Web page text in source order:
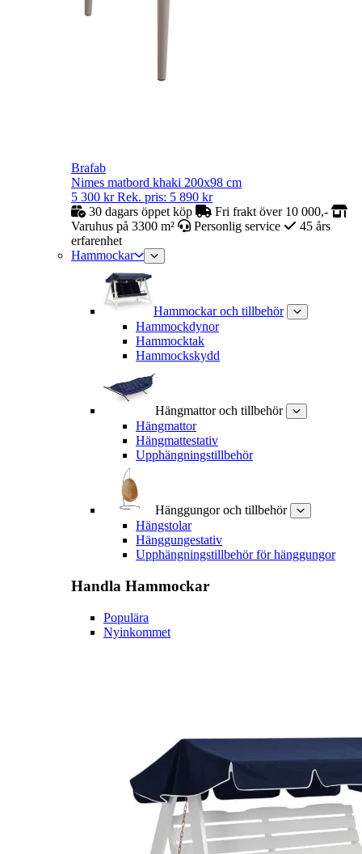
Brafab
Nimes matbord khaki 200x98 cm
5 300 kr Rek. pris: 5 890 kr
30 dagars öppet köp
Fri frakt över 10 000,-
Varuhus på 3300 m²
Personlig service
45 års
erfarenhet
Hammockar
Hammockar och tillbehör
Hammockdynor
Hammocktak
Hammockskydd
Hängmattor och tillbehör
Hängmattor
Hängmattestativ
Upphängningstillbehör
Hänggungor och tillbehör
Hängstolar
Hänggungestativ
Upphängningstillbehör för hänggungor
Handla Hammockar
Populära
Nyinkommet